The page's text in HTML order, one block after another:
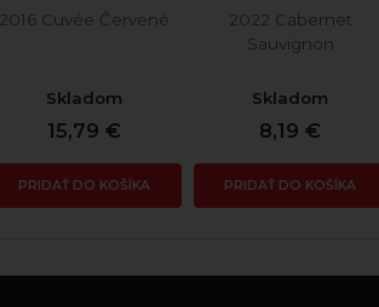
2016 Cuvée Červené
Skladom
15,79 €
PRIDAŤ DO KOŠÍKA
2022 Cabernet
Sauvignon
Skladom
8,19 €
PRIDAŤ DO KOŠÍKA